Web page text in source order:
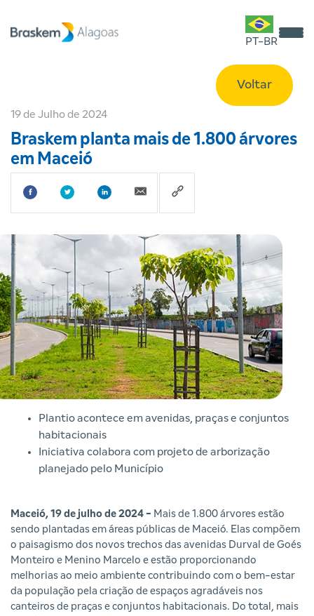
PT-BR
Voltar
19 de Julho de 2024
Braskem planta mais de 1.800 árvores
em Maceió
Plantio acontece em avenidas, praças e conjuntos
habitacionais
Iniciativa colabora com projeto de arborização
planejado pelo Município
Maceió, 19 de julho de 2024 - Mais de 1.800 árvores estão
sendo plantadas em áreas públicas de Maceió. Elas compõem
o paisagismo dos novos trechos das avenidas Durval de Goés
Monteiro e Menino Marcelo e estão proporcionando
melhorias ao meio ambiente contribuindo com o bem-estar
da população pela criação de espaços agradáveis nos
canteiros de praças e conjuntos habitacionais. Do total, mais